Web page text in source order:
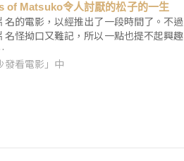
of Matsuko令人討厭的松子的一生
名的電影，以經推出了一段時間了。不過
名怪拗口又難記，所以一點也提不起興趣
發看電影」中